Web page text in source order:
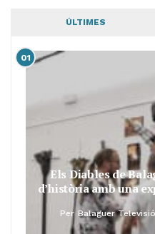
ÚLTIMES
01
Els Diables de
d’història amb una
Per Balaguer Televisió